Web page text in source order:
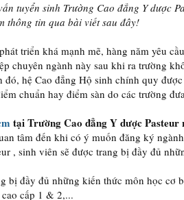
tuyển sinh Trường Cao đẳng Y dược
thông tin qua bài viết sau đây!
triển khá mạnh mẽ, hàng năm yêu
chuyên ngành này sau khi ra trường
hệ Cao đẳng Hộ sinh chính quy
chuẩn hay điểm sàn do các trường
tại Trường Cao đẳng Y dược Pasteur
tâm đến khi có ý muốn đăng ký
, sinh viên sẽ được trang bị đầy đủ
bị đầy đủ những kiến thức môn học cơ
cấp 1 & 2,...